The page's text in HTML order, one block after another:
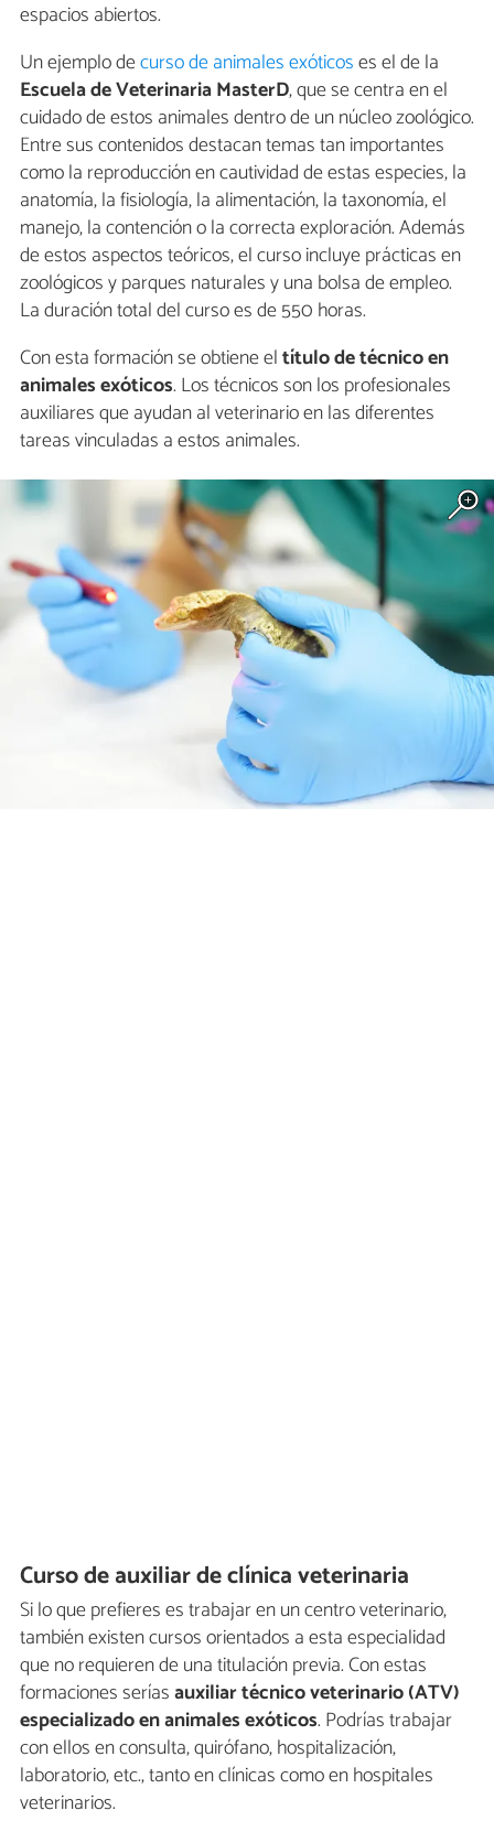
espacios abiertos.
Un ejemplo decurso de animales exóticoses el de la
Escuela de Veterinaria MasterD, que se centra en el
cuidado de estos animales dentro de un núcleo zoológico.
Entre sus contenidos destacan temas tan importantes
como la reproducción en cautividad de estas especies, la
anatomía, la fisiología, la alimentación, la taxonomía, el
manejo, la contención o la correcta exploración. Además
de estos aspectos teóricos, el curso incluye prácticas en
zoológicos y parques naturales y una bolsa de empleo.
La duración total del curso es de 550 horas.
Con esta formación se obtiene eltítulo de técnico en
animales exóticos. Los técnicos son los profesionales
auxiliares que ayudan al veterinario en las diferentes
tareas vinculadas a estos animales.
Curso de auxiliar de clínica veterinaria
Si lo que prefieres es trabajar en un centro veterinario,
también existen cursos orientados a esta especialidad
que no requieren de una titulación previa. Con estas
formaciones seríasauxiliar técnico veterinario (ATV)
especializado en animales exóticos. Podrías trabajar
con ellos en consulta, quirófano, hospitalización,
laboratorio, etc., tanto en clínicas como en hospitales
veterinarios.